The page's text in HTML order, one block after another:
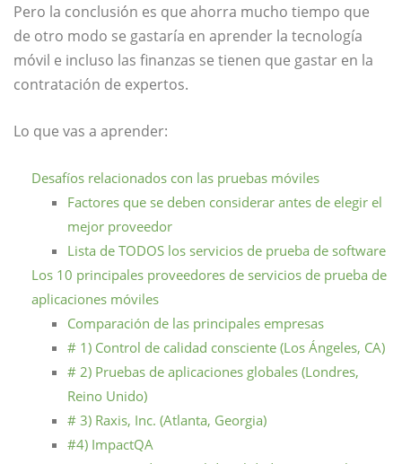
Pero la conclusión es que ahorra mucho tiempo que
de otro modo se gastaría en aprender la tecnología
móvil e incluso las finanzas se tienen que gastar en la
contratación de expertos.
Lo que vas a aprender:
Desafíos relacionados con las pruebas móviles
Factores que se deben considerar antes de elegir el
mejor proveedor
Lista de TODOS los servicios de prueba de software
Los 10 principales proveedores de servicios de prueba de
aplicaciones móviles
Comparación de las principales empresas
# 1) Control de calidad consciente (Los Ángeles, CA)
# 2) Pruebas de aplicaciones globales (Londres,
Reino Unido)
# 3) Raxis, Inc. (Atlanta, Georgia)
#4) ImpactQA